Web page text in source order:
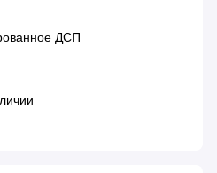
ДСП